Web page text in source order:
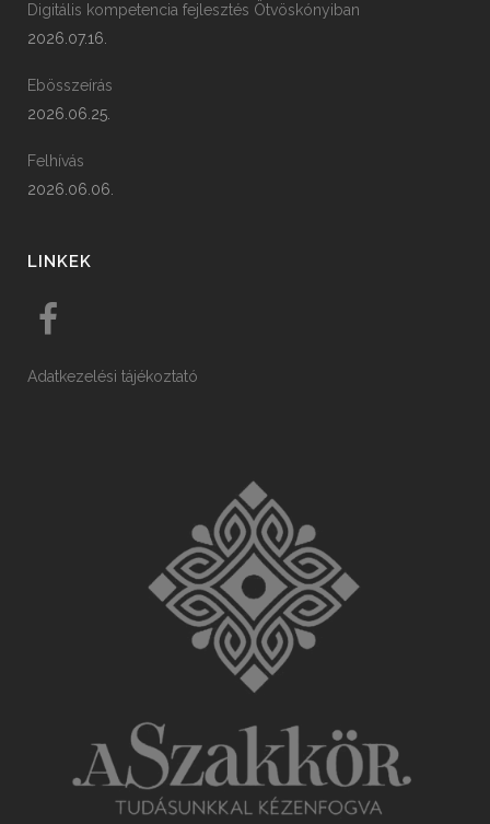
Digitális kompetencia fejlesztés Ötvöskónyiban
2026.07.16.
Ebösszeírás
2026.06.25.
Felhívás
2026.06.06.
LINKEK
Adatkezelési tájékoztató